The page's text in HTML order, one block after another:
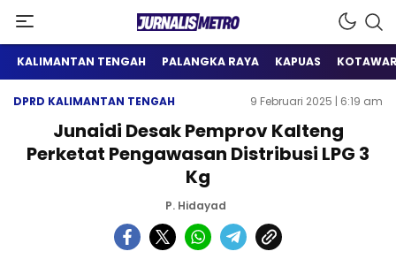
Jurnalis Metro
Satu Wadah Informasi
KALIMANTAN TENGAH PALANGKA RAYA KAPUAS
DPRD KALIMANTAN TENGAH 9 Februari 2025 | 6:19 am
Junaidi Desak Pemprov Kalteng
Perketat Pengawasan Distribusi LPG 3
Kg
P. Hidayad